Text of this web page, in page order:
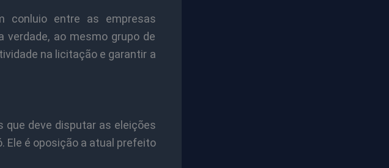
conluio entre as empresas
verdade, ao mesmo grupo de
na licitação e garantir a
que deve disputar as eleições
Ele é oposição a atual prefeito